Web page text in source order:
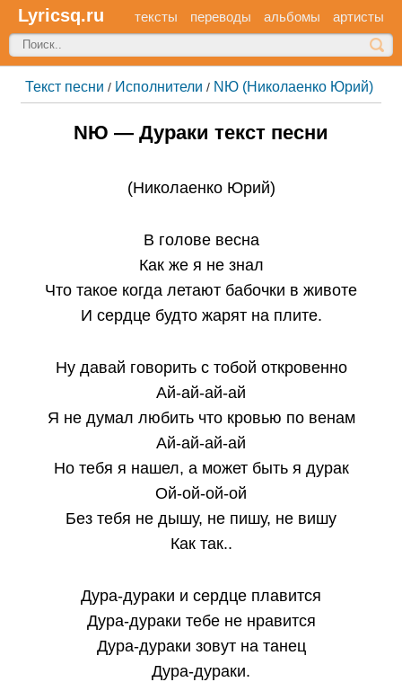
Lyricsq.ru тексты переводы альбомы артисты
Текст песни / Исполнители / NЮ (Николаенко Юрий)
NЮ — Дураки текст песни
(Николаенко Юрий)
В голове весна
Как же я не знал
Что такое когда летают бабочки в животе
И сердце будто жарят на плите.
Ну давай говорить с тобой откровенно
Ай-ай-ай-ай
Я не думал любить что кровью по венам
Ай-ай-ай-ай
Но тебя я нашел, а может быть я дурак
Ой-ой-ой-ой
Без тебя не дышу, не пишу, не вишу
Как так..
Дура-дураки и сердце плавится
Дура-дураки тебе не нравится
Дура-дураки зовут на танец
Дура-дураки.